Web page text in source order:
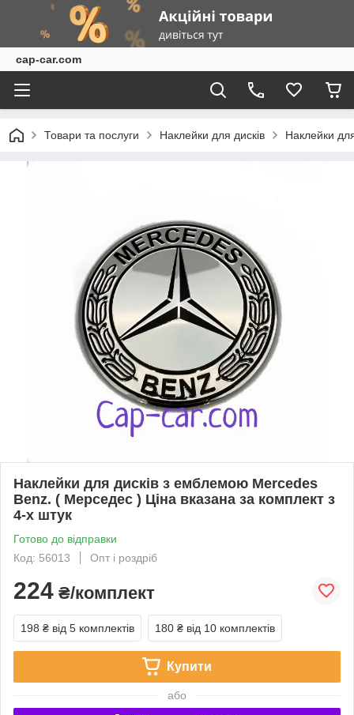
cap-car.com
Товари та послуги Наклейки для дисків Наклейки
Наклейки для дисків з емблемою Mercedes
Benz. ( Мерседес ) Ціна вказана за комплект з
4-х штук
Готово до відправки
Код: 56013
Опт і роздріб
224 ₴/комплект
198 ₴ від 5 комплектів 180 ₴ від 10 комплектів
Купити
або